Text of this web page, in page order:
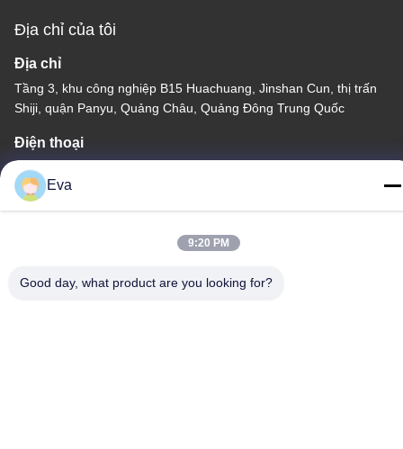
Địa chỉ của tôi
Địa chỉ
Tầng 3, khu công nghiệp B15 Huachuang, Jinshan Cun, thị trấn
Shiji, quận Panyu, Quảng Châu, Quảng Đông Trung Quốc
Điện thoại
86-020-3156-0583
Trung Quốc Chất lượng tốt Hệ thống hút kín Nhà cung cấp. -2026
Eva
9:20 PM
Good day, what product are you looking for?